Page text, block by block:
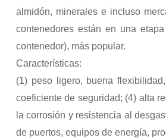
almidón, minerales e incluso
contenedores están en una
contenedor), más popular.
Características:
(1) peso ligero, buena
coeficiente de seguridad; (4) alta
la corrosión y resistencia al
de puertos, equipos de energía,